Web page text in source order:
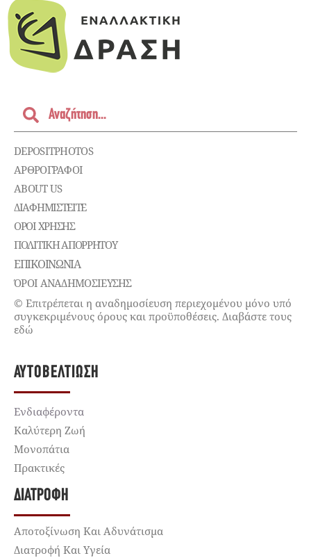
DEPOSITPHOTOS
ΑΡΘΡΟΓΡΑΦΟΙ
ABOUT US
ΔΙΑΦΗΜΙΣΤΕΊΤΕ
ΌΡΟΙ ΧΡΉΣΗΣ
ΠΟΛΙΤΙΚΉ ΑΠΟΡΡΉΤΟΥ
ΕΠΙΚΟΙΝΩΝΊΑ
ΌΡΟΙ ΑΝΑΔΗΜΟΣΙΕΥΣΗΣ
© Επιτρέπεται η αναδημοσίευση περιεχομένου μόνο υπό
συγκεκριμένους όρους και προϋποθέσεις. Διαβάστε τους
εδώ
ΑΥΤΟΒΕΛΤΊΩΣΗ
Ενδιαφέροντα
Καλύτερη Ζωή
Μονοπάτια
Πρακτικές
ΔΙΑΤΡΟΦΉ
Αποτοξίνωση Και Αδυνάτισμα
Διατροφή Και Υγεία